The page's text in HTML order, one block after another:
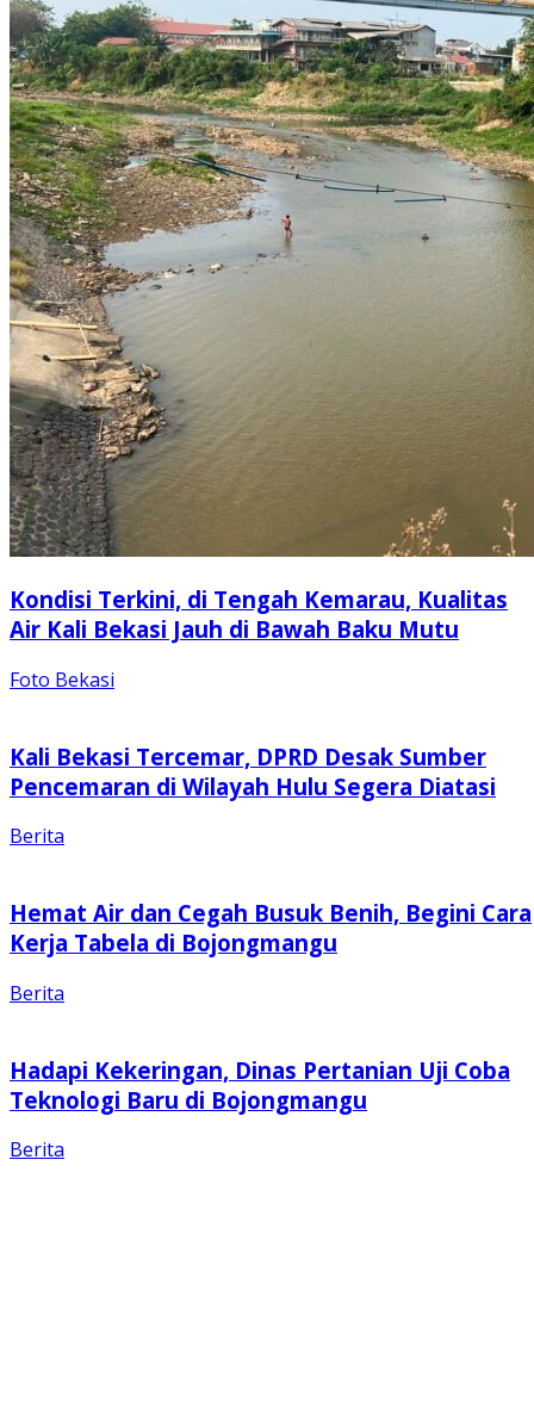
Kondisi Terkini, di Tengah Kemarau, Kualitas
Air Kali Bekasi Jauh di Bawah Baku Mutu
Foto Bekasi
Kali Bekasi Tercemar, DPRD Desak Sumber
Pencemaran di Wilayah Hulu Segera Diatasi
Berita
Hemat Air dan Cegah Busuk Benih, Begini Cara
Kerja Tabela di Bojongmangu
Berita
Hadapi Kekeringan, Dinas Pertanian Uji Coba
Teknologi Baru di Bojongmangu
Berita